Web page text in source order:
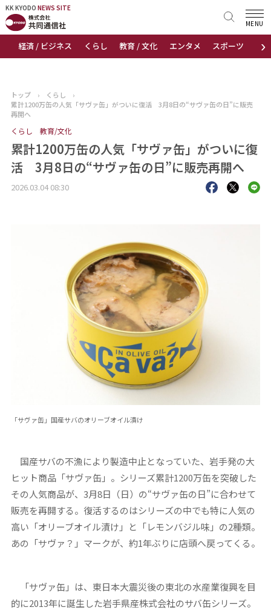
KK KYODO NEWS SITE
›
経済 / ビジネス くらし 教育 / 文化 エンタメ スポーツ 地域
MENU
KK KYODONEWS SITE
トップページ
ニュース
おすすめコンテンツ
出版物
トップ › くらし
›
累計1200万缶の人気「サヴァ缶」がついに復活 3月8日の“サヴァ缶の日”に販売
再開へ
くらし 教育/文化
累計1200万缶の人気「サヴァ缶」がついに復
活 3月8日の“サヴァ缶の日”に販売再開へ
2026.03.04 08:30
「サヴァ缶」国産サバのオリーブオイル漬け
国産サバの不漁により製造中止となっていた、岩手発の大
ヒット商品「サヴァ缶」。シリーズ累計1200万缶を突破した
その人気商品が、3月8日（日）の“サヴァ缶の日”に合わせて
販売を再開する。復活するのはシリーズの中でも特に人気の
高い「オリーブオイル漬け」と「レモンバジル味」の2種類。
あの「サヴァ？」マークが、約1年ぶりに店頭へ戻ってくる。
「サヴァ缶」は、東日本大震災後の東北の水産業復興を目
的に2013年に誕生した岩手県産株式会社のサバ缶シリーズ。